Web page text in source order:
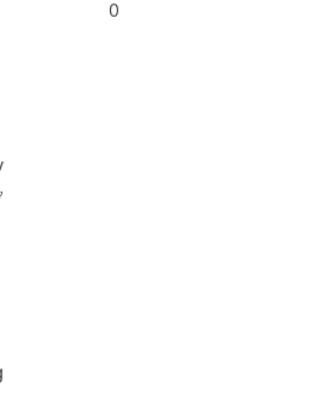
0